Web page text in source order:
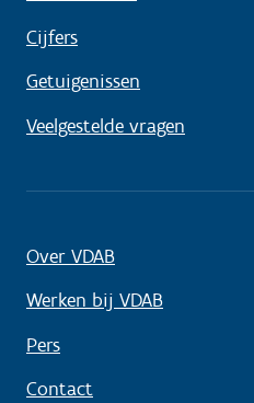
Cijfers
Getuigenissen
Veelgestelde vragen
Over VDAB
Werken bij VDAB
Pers
Contact